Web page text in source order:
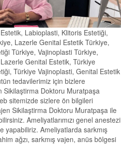
Labioplasti, Klitoris Estetiği,
Lazerle Genital Estetik Türkiye,
Türkiye, Vajinoplasti Türkiye,
Genital Estetik, Türkiye
Türkiye Vajinoplasti, Genital Estetik
tedavilerimiz için bizlere
Sikilaştirma Doktoru Muratpaşa
sitemizde sizlere ön bilgileri
Sikilaştirma Doktoru Muratpaşa ile
Ameliyatlarımızı genel anestezi
yapabiliriz. Ameliyatlarda sarkmış
ağzı, sarkmış vajen, anüs bölgesi